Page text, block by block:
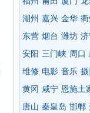
湖州 嘉兴 金华 衢
东营 烟台 潍坊
安阳 三门峡 周口
维修 电影 音乐
黄冈
咸宁 恩施土
唐山 秦皇岛 邯郸